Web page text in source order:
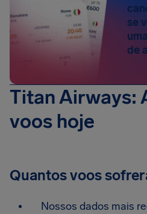
se
de
Titan Airways:
voos hoje
Quantos voos
Nossos dados mais